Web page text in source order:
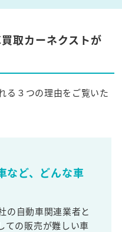
取カーネクストが
る３つの理由をご覧いた
など、どんな車
の自動車関連業者と
ての販売が難しい車